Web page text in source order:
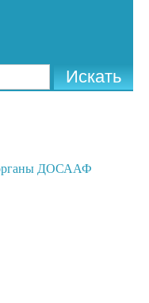
органы ДОСААФ